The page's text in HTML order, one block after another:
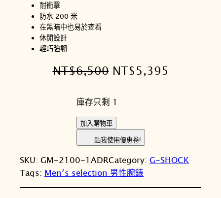
耐衝擊
防水 200 米
在黑暗中也易於查看
休閒設計
輕巧強韌
NT$6,500 原
價
格
：
N
T
$
NT$ 5,395
N
$
庫存只剩 1
C
S
I
O
卡
加入購物車
點我使用優惠卷!
SKU: GM-2100-1ADRCategory: G-SHOCK
Tags: Men′s selection 男性腕錶